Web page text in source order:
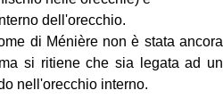
nelle orecchie) e
dell'orecchio.
di Ménière non è stata ancora
si ritiene che sia legata ad un